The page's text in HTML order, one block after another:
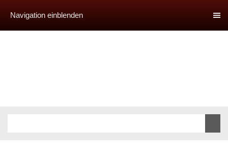
Navigation einblenden